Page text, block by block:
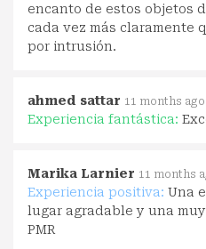
encanto de estos objetos
cada vez más claramente
por intrusión.
ahmed sattar 11 months ago
Experiencia fantástica:
Marika Larnier 11 months
Experiencia positiva: Una
lugar agradable y una
PMR